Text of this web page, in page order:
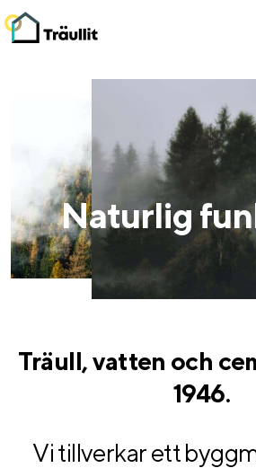
Naturlig
Träull, vatten och
1946.
Vi tillverkar ett